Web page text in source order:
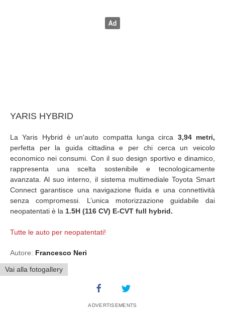
YARIS HYBRID
La Yaris Hybrid è un'auto compatta lunga circa 3,94 metri,
perfetta per la guida cittadina e per chi cerca un veicolo
economico nei consumi. Con il suo design sportivo e dinamico,
rappresenta una scelta sostenibile e tecnologicamente
avanzata. Al suo interno, il sistema multimediale Toyota Smart
Connect garantisce una navigazione fluida e una connettività
senza compromessi. L’unica motorizzazione guidabile dai
neopatentati è la 1.5H (116 CV) E-CVT full hybrid.
Tutte le auto per neopatentati!
Autore: Francesco Neri
Vai alla fotogallery